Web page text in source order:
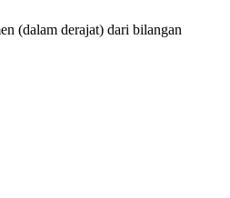
(dalam derajat) dari bilangan